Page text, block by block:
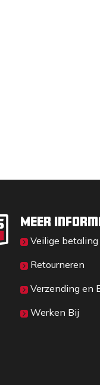
Meer
Veilige betaling
Retourneren
Verzending en
Werken Bij